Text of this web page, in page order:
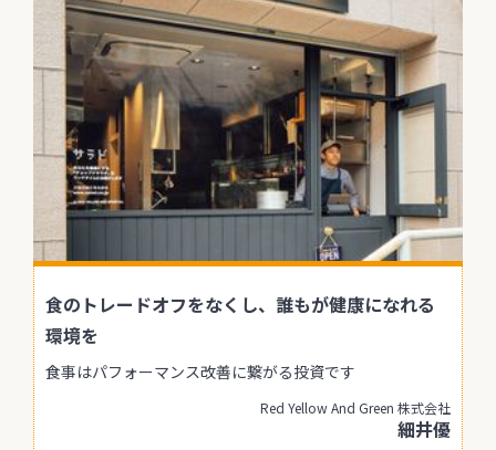
食のトレードオフをなくし、誰もが健康になれる
環境を
食事はパフォーマンス改善に繋がる投資です
Red Yellow And Green 株式会社
細井優